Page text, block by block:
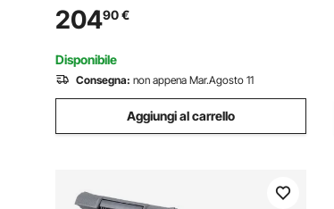
Dispositivo di Raffreddamento a
Compressore 12/24 V CC e 100-240 V
CA per Campeggio Camper
20490€
Disponibile
Consegna: non appena Mar.Agosto 11
Aggiungi al carrello